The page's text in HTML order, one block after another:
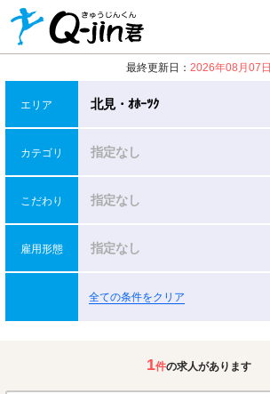
最終更新日： 2026年08月07日
エリア 北見・ｵﾎｰﾂｸ
カテゴリ 指定なし
こだわり 指定なし
雇用形態 指定なし
全ての条件をクリア
1件の求人があります